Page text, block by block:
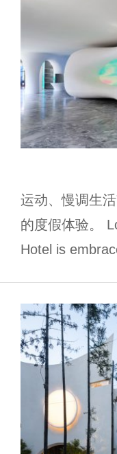
运动、慢调生
的度假体验。
Hotel is